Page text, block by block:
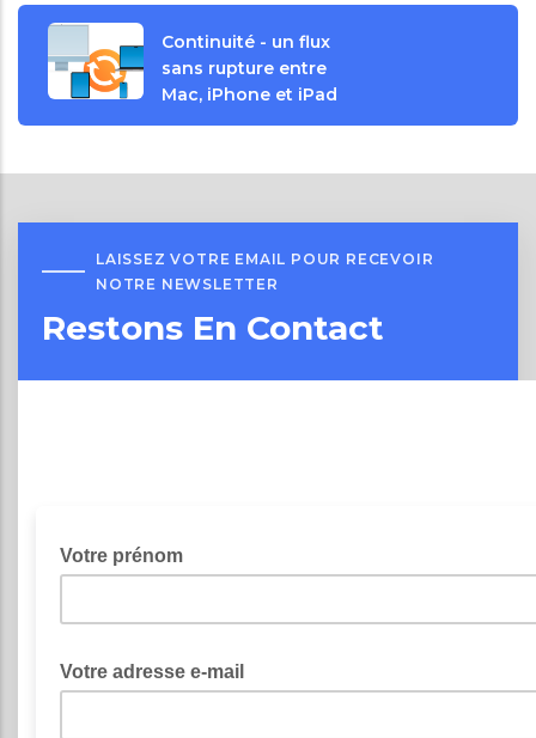
Continuité - un flux
sans rupture entre
Mac, iPhone et iPad
LAISSEZ VOTRE EMAIL POUR RECEVOIR
NOTRE NEWSLETTER
Restons En Contact